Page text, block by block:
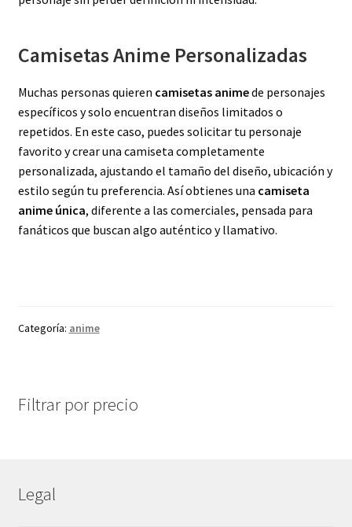
Camisetas Anime Personalizadas
Muchas personas quieren camisetas animede personajes
específicos y solo encuentran diseños limitados o
repetidos. En este caso, puedes solicitar tu personaje
favorito y crear una camiseta completamente
personalizada, ajustando el tamaño del diseño, ubicación y
estilo según tu preferencia. Así obtienes una camiseta
anime única, diferente a las comerciales, pensada para
fanáticos que buscan algo auténtico y llamativo.
Categoría: anime
Filtrar por precio
Legal